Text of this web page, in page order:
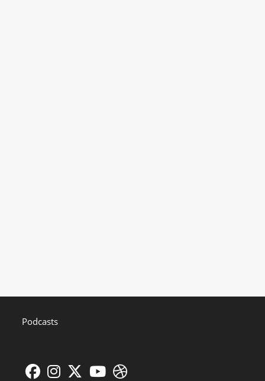
Podcasts